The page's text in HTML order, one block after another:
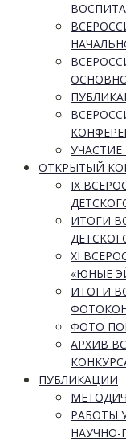
ОТКРЫТЫЙ
IX
ИТОГИ
XI
«ЮНЫЕ
ИТОГИ
ФОТО
АРХИВ
ПУБЛИКАЦИИ
РАБОТЫ
НАУЧНО-